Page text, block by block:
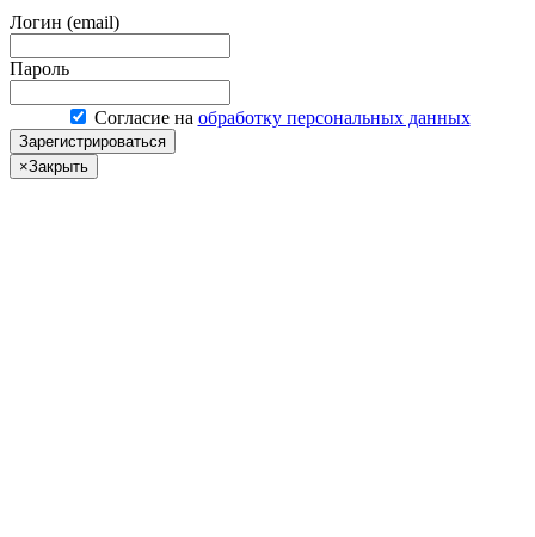
Логин (email)
Пароль
Согласие на обработку персональных данных
Зарегистрироваться
×Закрыть